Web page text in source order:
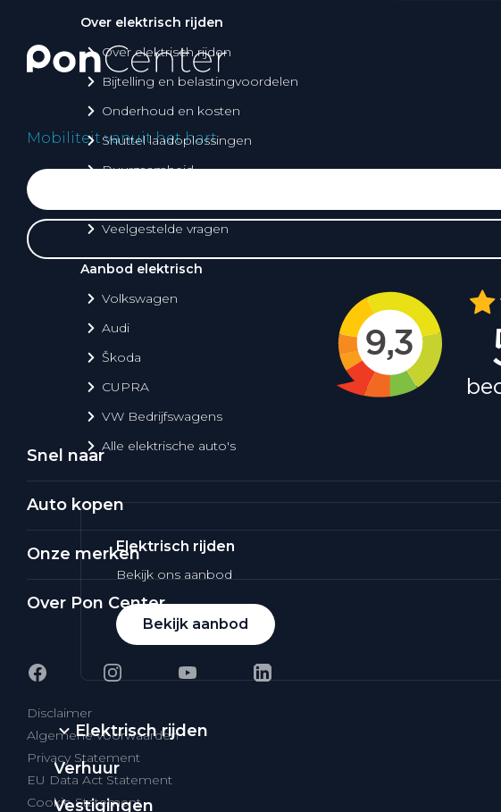
Over elektrisch rijden
Over elektrisch rijden
Bijtelling en belastingvoordelen
Onderhoud en kosten
Shuttel laadoplossingen
Duurzaamheid
Veelgestelde vragen
Aanbod elektrisch
Volkswagen
Audi
Škoda
CUPRA
VW Bedrijfswagens
Alle elektrische auto's
Elektrisch rijden
Bekijk ons aanbod
Bekijk aanbod
Elektrisch rijden
Verhuur
Vestigingen
Mobiliteit vanuit het hart
Snel naar
Auto kopen
Onze merken
Over Pon Center
Disclaimer
Algemene voorwaarden
Privacy Statement
EU Data Act Statement
Cookie Statement